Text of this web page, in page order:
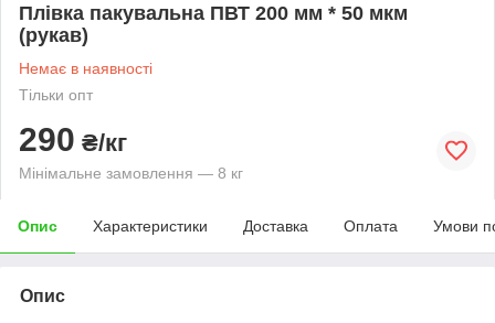
Плівка пакувальна ПВТ 200 мм * 50 мкм
(рукав)
Немає в наявності
Тільки опт
290 ₴/кг
Мінімальне замовлення — 8 кг
Опис Характеристики Доставка Оплата Умови
Опис